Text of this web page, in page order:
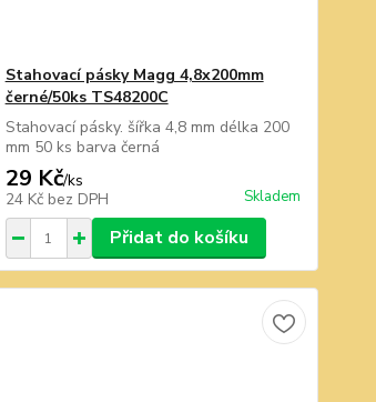
Stahovací pásky Magg 4,8x200mm
černé/50ks TS48200C
Stahovací pásky. šířka 4,8 mm délka 200
mm 50 ks barva černá
29 Kč/ks
24 Kč bez DPH Skladem
Přidat do košíku